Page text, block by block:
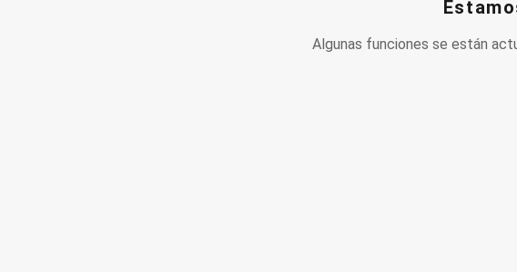
Algunas funciones se están